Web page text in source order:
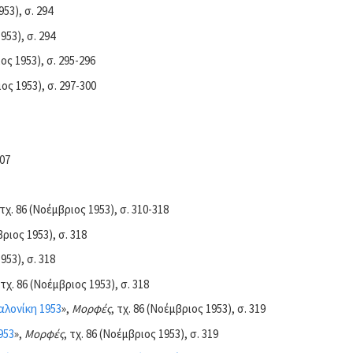
σ. 294
σ. 294
1953), σ. 295-296
1953), σ. 297-300
86 (Νοέμβριος 1953), σ. 310-318
1953), σ. 318
σ. 318
86 (Νοέμβριος 1953), σ. 318
1953», Μορφές, τχ. 86 (Νοέμβριος 1953), σ. 319
», Μορφές, τχ. 86 (Νοέμβριος 1953), σ. 319